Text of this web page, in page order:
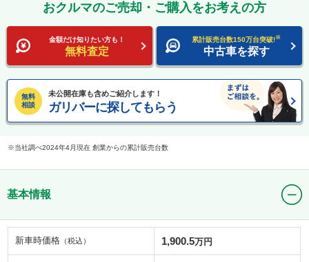
おクルマのご売却・ご購入をお考えの方
金額だけ知りたい方も！
無料査定
累計販売台数150万台突破!※
中古車を探す
無料
相談
未公開在庫も含めご紹介します！
ガリバーに探してもらう
当社調べ2024年4月現在 創業からの累計販売台数
基本情報
新車時価格 （税込） 1,900.5万円